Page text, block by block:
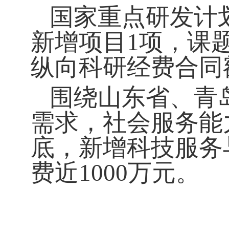
国家重点研发计
新增项目1项，课
纵向科研经费合
围绕山东省、
需求，社会服务
底，新增科技服
费近1000万元。